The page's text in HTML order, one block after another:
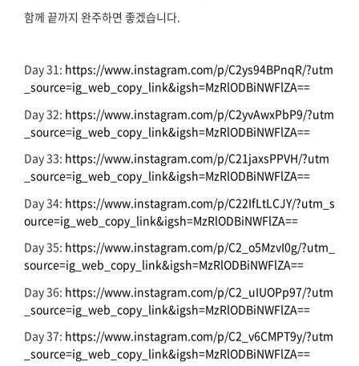
함께 끝까지 완주하면 좋겠습니다.
Day 31: https://www.instagram.com/p/C2ys94BPnqR/?utm
_source=ig_web_copy_link&igsh=MzRlODBiNWFlZA==
Day 32: https://www.instagram.com/p/C2yvAwxPbP9/?utm
_source=ig_web_copy_link&igsh=MzRlODBiNWFlZA==
Day 33: https://www.instagram.com/p/C21jaxsPPVH/?utm
_source=ig_web_copy_link&igsh=MzRlODBiNWFlZA==
Day 34: https://www.instagram.com/p/C22IfLtLCJY/?utm_s
ource=ig_web_copy_link&igsh=MzRlODBiNWFlZA==
Day 35: https://www.instagram.com/p/C2_o5MzvI0g/?utm_
source=ig_web_copy_link&igsh=MzRlODBiNWFlZA==
Day 36: https://www.instagram.com/p/C2_uIUOPp97/?utm
_source=ig_web_copy_link&igsh=MzRlODBiNWFlZA==
Day 37: https://www.instagram.com/p/C2_v6CMPT9y/?utm
_source=ig_web_copy_link&igsh=MzRlODBiNWFlZA==